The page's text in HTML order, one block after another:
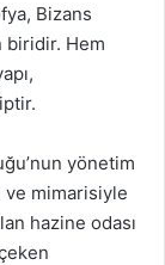
Bizans
Hem
yönetim
ve mimarisiyle
hazine odası